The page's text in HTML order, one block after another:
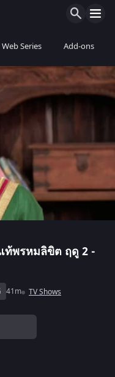
Web Series Add-ons
ท้พรหมลิขิต ฤดู 2 -
41m TV Shows